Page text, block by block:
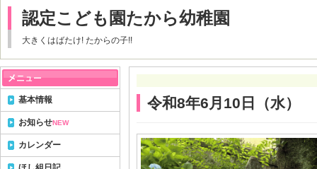
認定こども園たから幼稚園
大きくはばたけ! たからの子!!
令和8年6月10日（水）
基本情報
お知らせNEW
カレンダー